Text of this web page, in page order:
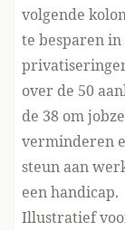
volgende
te besparen
over de 50
de 38 om
verminderen
steun aan
een handicap.
Illustratief